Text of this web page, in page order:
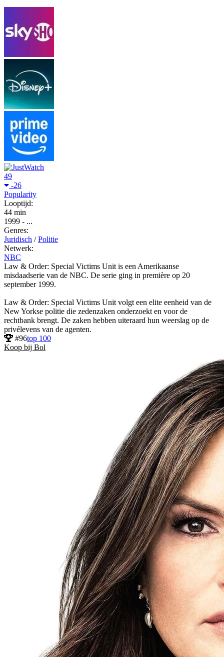
49
-26
Popularity
Looptijd:
44 min
1999 - ...
Genres:
Juridisch / Politie
Netwerk:
NBC
Law & Order: Special Victims Unit is een Amerikaanse
misdaadserie van de NBC. De serie ging in première op 20
september 1999.
Law & Order: Special Victims Unit volgt een elite eenheid van de
New Yorkse politie die zedenzaken onderzoekt en voor de
rechtbank brengt. De zaken hebben uiteraard hun weerslag op de
privélevens van de agenten.
#96top 100
Koop bij Bol